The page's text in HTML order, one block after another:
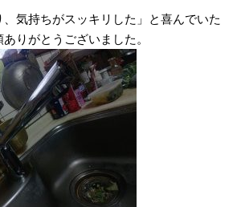
、気持ちがスッキリした」と喜んでいた
りがとうございました。